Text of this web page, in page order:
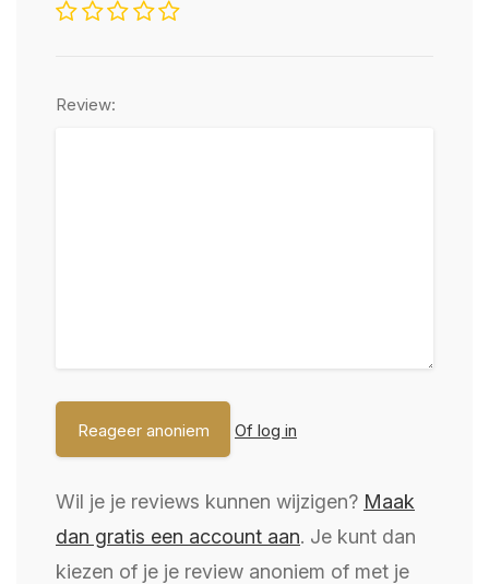
Review:
Of log in
Wil je je reviews kunnen wijzigen? Maak
dan gratis een account aan. Je kunt dan
kiezen of je je review anoniem of met je